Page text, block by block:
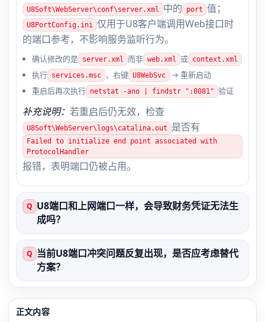
U8Soft\WebServer\conf\server.xml 中的 port 值；
U8PortConfig.ini 仅用于U8客户端调用Web接口时
的端口参考，不影响服务监听行为。
确认修改的是 server.xml 而非 web.xml 或 context.xml
执行 services.msc ，右键 U8WebSvc
→ 重新启动
重启后再次执行 netstat -ano | findstr ":8081" 验证
补充说明： 若重启后仍无效，检查
U8Soft\WebServer\logs\catalina.out 是否有
Failed to initialize end point associated with
ProtocolHandler
报错，表明端口仍被占用。
Q U8端口和上网端口一样，会导致财务凭证无法生
成吗？
Q 当前U8端口冲突问题反复出现，是否应考虑替代
方案？
正文内容